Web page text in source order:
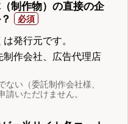
制作物）の直接の企
発行元です。
制作会社、広告代理店
い（委託制作会社様、
請いただけません。